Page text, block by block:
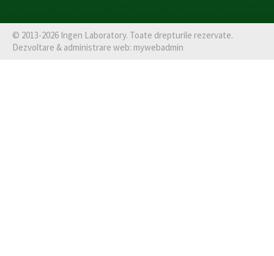
© 2013-2026 Ingen Laboratory. Toate drepturile rezervate.
Dezvoltare & administrare web: mywebadmin